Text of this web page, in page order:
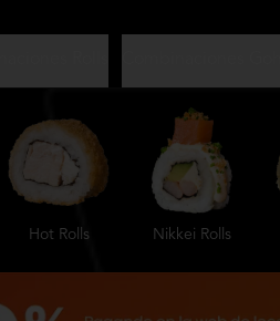
Hot Rolls Nikkei Rolls